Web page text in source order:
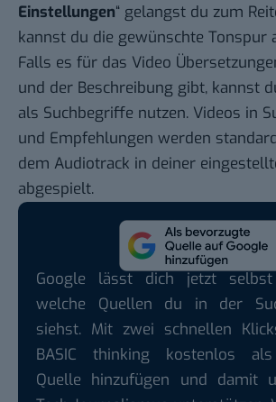
Einstellungen“ gelangst du zum
kannst du die gewünschte Tonspur
Falls es für das Video
und der Beschreibung gibt, kannst
als Suchbegriffe nutzen. Videos in
und Empfehlungen werden
dem Audiotrack in deiner
abgespielt.
Google lässt dich jetzt selbst
welche Quellen du in der
siehst. Mit zwei schnellen
BASIC thinking kostenlos
Quelle hinzufügen und damit